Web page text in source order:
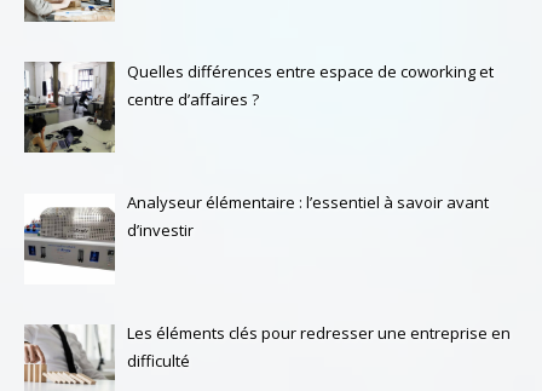
Quelles différences entre espace de coworking et
centre d’affaires ?
Analyseur élémentaire : l’essentiel à savoir avant
d’investir
Les éléments clés pour redresser une entreprise en
difficulté